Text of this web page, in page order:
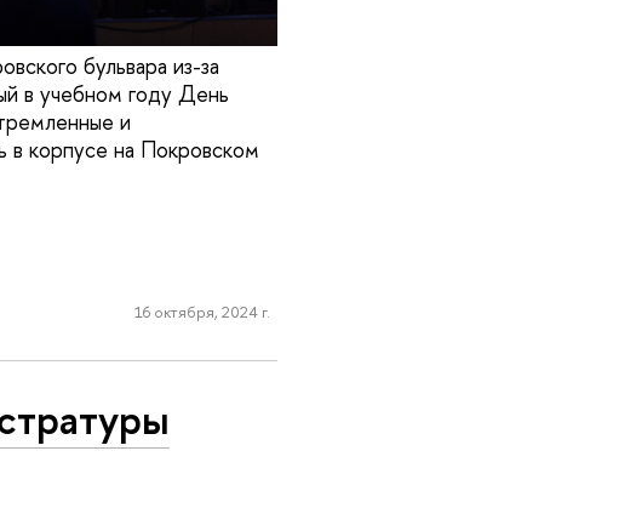
бульвара из-за
в учебном году День
и
в корпусе на Покровском
16 октября, 2024 г.